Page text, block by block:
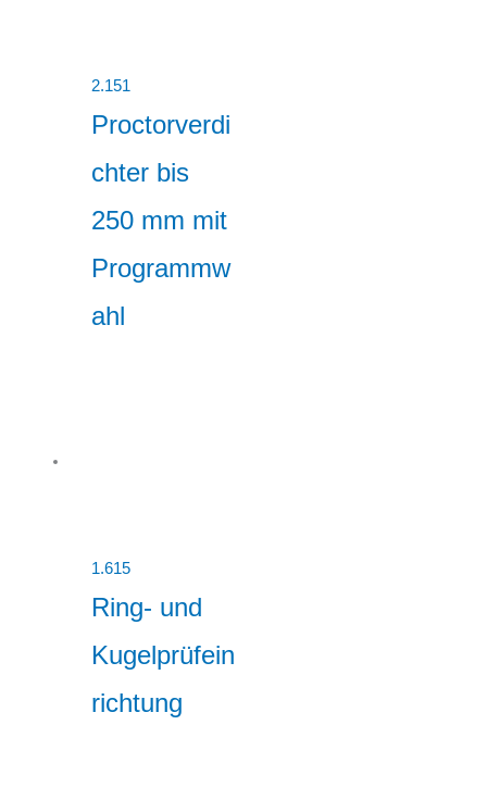
2.151
Proctorverdi
chter bis
250 mm mit
Programmw
ahl
1.615
Ring- und
Kugelprüfein
richtung